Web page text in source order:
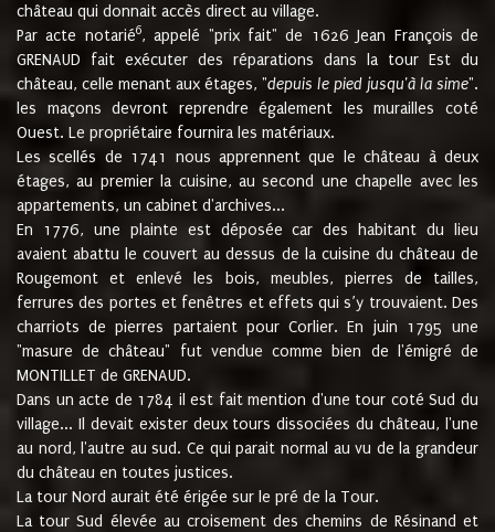
château qui donnait accès direct au village.
Par acte notarié6, appelé "prix fait" de 1626 Jean François de
GRENAUD fait exécuter des réparations dans la tour Est du
château, celle menant aux étages, "depuis le pied jusqu'à la sime".
les maçons devront reprendre également les murailles coté
Ouest. Le propriétaire fournira les matériaux.
Les scellés de 1741 nous apprennent que le château à deux
étages, au premier la cuisine, au second une chapelle avec les
appartements, un cabinet d'archives...
En 1776, une plainte est déposée car des habitant du lieu
avaient abattu le couvert au dessus de la cuisine du château de
Rougemont et enlevé les bois, meubles, pierres de tailles,
ferrures des portes et fenêtres et effets qui s’y trouvaient. Des
charriots de pierres partaient pour Corlier. En juin 1795 une
"masure de château" fut vendue comme bien de l'émigré de
MONTILLET de GRENAUD.
Dans un acte de 1784 il est fait mention d'une tour coté Sud du
village... Il devait exister deux tours dissociées du château, l'une
au nord, l'autre au sud. Ce qui parait normal au vu de la grandeur
du château en toutes justices.
La tour Nord aurait été érigée sur le pré de la Tour.
La tour Sud élevée au croisement des chemins de Résinand et